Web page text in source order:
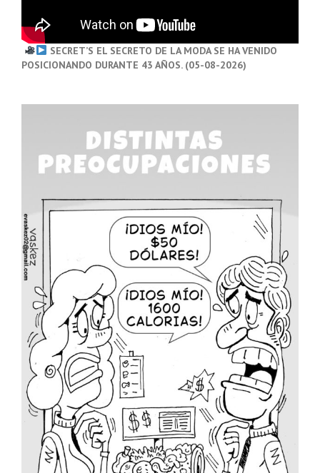
SECRET’S EL SECRETO DE LA MODA SE HA VENIDO
POSICIONANDO DURANTE 43 AÑOS. (05-08-2026)